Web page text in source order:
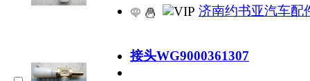
济南约书亚汽车配
接头WG9000361307